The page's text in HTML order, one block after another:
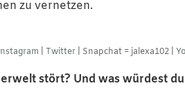
zu vernetzen.
|Twitter | Snapchat = jalexa102 |
stört? Und was würdest